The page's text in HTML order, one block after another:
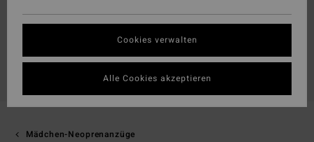
Mädchen-Neoprenanzüge
Cookies verwalten
Alle Cookies akzeptieren